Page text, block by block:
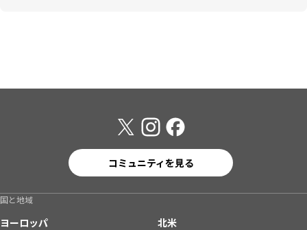
コミュニティを見る
国と地域
ヨーロッパ
北米